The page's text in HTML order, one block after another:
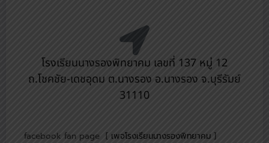
โรงเรียนนางรองพิทยาคม เลขที่ 137 หมู่ 12
ถ.โชคชัย-เดชอุดม ต.นางรอง อ.นางรอง จ.บุรีรัมย์
31110
facebook fan page [ เพจโรงเรียนนางรองพิทยาคม ]